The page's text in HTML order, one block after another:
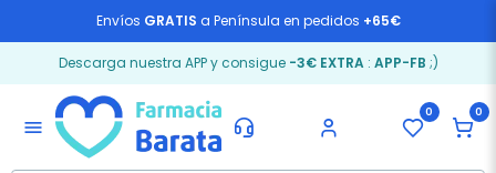
Envíos GRATIS a Península en pedidos +65€
Descarga nuestra APP y consigue -3€ EXTRA: APP-FB ;)
menu
0 0